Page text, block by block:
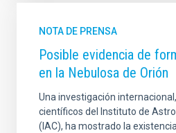
NOTA DE PRENSA
Posible evidencia de
en la Nebulosa de Orión
Una investigación
científicos del Instituto de
(IAC), ha mostrado la